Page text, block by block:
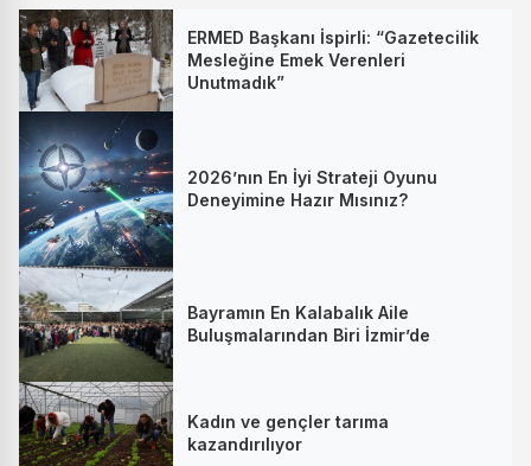
ERMED Başkanı İspirli: “Gazetecilik
Mesleğine Emek Verenleri
Unutmadık”
2026’nın En İyi Strateji Oyunu
Deneyimine Hazır Mısınız?
Bayramın En Kalabalık Aile
Buluşmalarından Biri İzmir’de
Kadın ve gençler tarıma
kazandırılıyor